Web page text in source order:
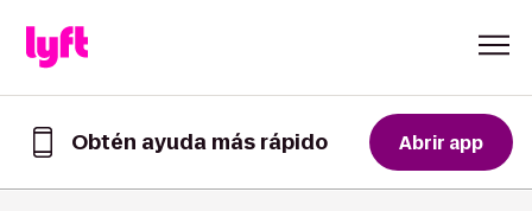
Obtén ayuda más rápido Obtén
Abrir app